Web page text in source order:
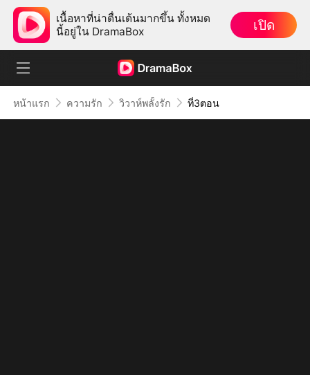
เนื้อหาที่น่าตื่นเต้นมากขึ้น ทั้งหมด
นี้อยู่ใน DramaBox
เปิด
หน้าแรก ความรัก วิวาห์พลั้งรัก ที่3ตอน